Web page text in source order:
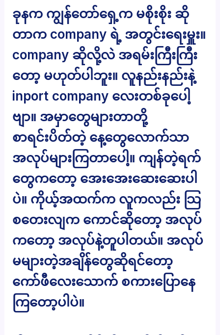
ခုနက ကျွန်တော်ရှေ့က မစိုးစိုး ဆို
တာက company ရဲ့ အတွင်းရေးမှူး။
company ဆိုလို့လဲ အရမ်းကြီးကြီး
တော့ မဟုတ်ပါဘူး။ လူနည်းနည်းနဲ့
inport company လေးတစ်ခုပေါ့
ဗျာ။ အမှာတွေများတာတို့
စာရင်းပိတ်တဲ့ နေ့တွေလောက်သာ
အလုပ်များကြတာပေါ့။ ကျန်တဲ့ရက်
တွေကတော့ အေးအေးဆေးဆေးပါ
ပဲ။ ကိုယ့်အထက်က လူကလည်း သြ
စတေးလျက ကောင်ဆိုတော့ အလုပ်
ကတော့ အလုပ်နဲ့တူပါတယ်။ အလုပ်
မများတဲ့အချိန်တွေဆိုရင်တော့
ကော်ဖီလေးသောက် စကားပြောနေ
ကြတော့ပါပဲ။